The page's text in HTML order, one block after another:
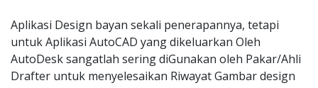
Aplikasi Design bayan sekali penerapannya, tetapi
untuk Aplikasi AutoCAD yang dikeluarkan Oleh
AutoDesk sangatlah sering diGunakan oleh Pakar/Ahli
Drafter untuk menyelesaikan Riwayat Gambar design